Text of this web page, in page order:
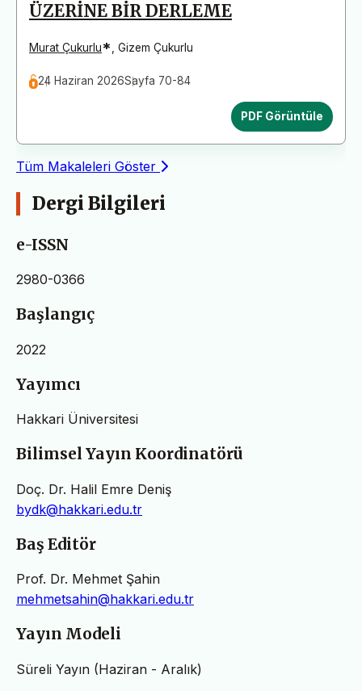
ÜZERİNE BİR DERLEME
Murat Çukurlu* Gizem Çukurlu
24 Haziran 2026Sayfa 70-84
PDF Görüntüle
Tüm Makaleleri Göster
Dergi Bilgileri
e-ISSN
2980-0366
Başlangıç
2022
Yayımcı
Hakkari Üniversitesi
Bilimsel Yayın Koordinatörü
Doç. Dr. Halil Emre Deniş
bydk@hakkari.edu.tr
Baş Editör
Prof. Dr. Mehmet Şahin
mehmetsahin@hakkari.edu.tr
Yayın Modeli
Süreli Yayın (Haziran - Aralık)